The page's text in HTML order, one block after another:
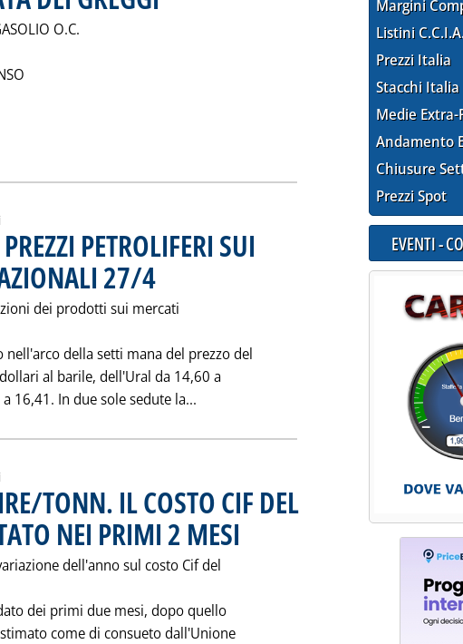
O.C.
IRREGOLARE DELLE "MEDIE UE" - NUOVA IMPENNATA DEI
PETROLIFERI SUI
27/4
dei prodotti sui mercati
della setti mana del prezzo del
al barile, dell'Ural da 14,60 a
16,41. In due sole sedute la... Leggi tutta la notizia: 'ANDAMENTO DEI
TONN. IL COSTO CIF DEL
NEI PRIMI 2 MESI . Pubblicata mercoledì 27 aprile 1994 alle 0.0.
dell'anno sul costo Cif del
dei primi due mesi, dopo quello
come di consueto dall'Unione
Margini
Listini
Prezzi Italia
Stacchi Italia
Medie Extra-
Andamento
Chiusure
Prezzi Spot
EVENTI -